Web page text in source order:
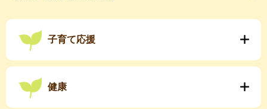
子育て応援
健康